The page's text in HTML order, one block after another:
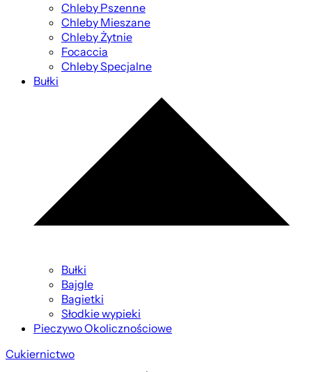
Chleby Pszenne
Chleby Mieszane
Chleby Żytnie
Focaccia
Chleby Specjalne
Bułki
Bułki
Bajgle
Bagietki
Słodkie wypieki
Pieczywo Okolicznościowe
Cukiernictwo